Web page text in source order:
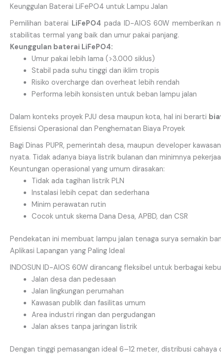
Keunggulan Baterai LiFePO4 untuk Lampu Jalan
Pemilihan baterai LiFePO4 pada ID-AIOS 60W memberikan
stabilitas termal yang baik dan umur pakai panjang.
Keunggulan baterai LiFePO4:
Umur pakai lebih lama (>3.000 siklus)
Stabil pada suhu tinggi dan iklim tropis
Risiko overcharge dan overheat lebih rendah
Performa lebih konsisten untuk beban lampu jalan
Dalam konteks proyek PJU desa maupun kota, hal ini berarti
Efisiensi Operasional dan Penghematan Biaya Proyek
Bagi Dinas PUPR, pemerintah desa, maupun developer
nyata. Tidak adanya biaya listrik bulanan dan minimnya
Keuntungan operasional yang umum dirasakan:
Tidak ada tagihan listrik PLN
Instalasi lebih cepat dan sederhana
Minim perawatan rutin
Cocok untuk skema Dana Desa, APBD, dan CSR
Pendekatan ini membuat lampu jalan tenaga surya semakin
Aplikasi Lapangan yang Paling Ideal
INDOSUN ID-AIOS 60W dirancang fleksibel untuk berbagai
Jalan desa dan pedesaan
Jalan lingkungan perumahan
Kawasan publik dan fasilitas umum
Area industri ringan dan pergudangan
Jalan akses tanpa jaringan listrik
Dengan tinggi pemasangan ideal 6–12 meter, distribusi